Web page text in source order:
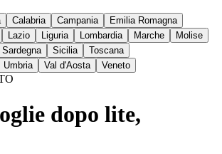
Calabria Campania
Emilia Romagna
Lazio Liguria Lombardia Marche
Molise
Sardegna Sicilia
Toscana
Umbria Val d'Aosta Veneto
dopo lite,